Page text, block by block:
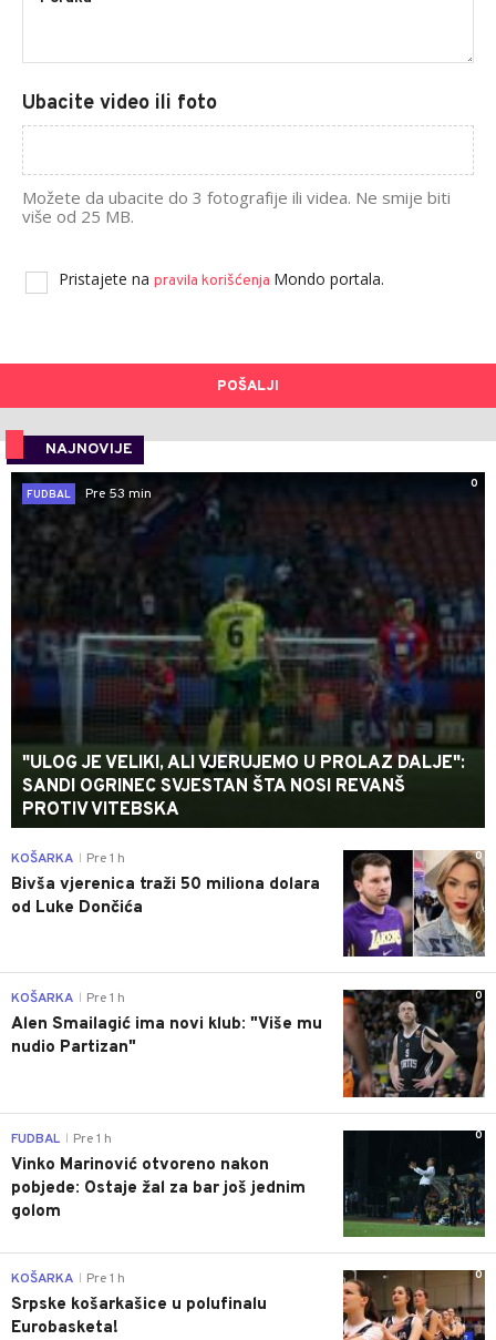
Ubacite video ili foto
Možete da ubacite do 3 fotografije ili videa. Ne smije biti
više od 25 MB.
Pristajete na pravila korišćenja Mondo portala.
POŠALJI
NAJNOVIJE
0
FUDBAL
Pre 53 min
"ULOG JE VELIKI, ALI VJERUJEMO U PROLAZ DALJE":
SANDI OGRINEC SVJESTAN ŠTA NOSI REVANŠ
PROTIV VITEBSKA
0
KOŠARKA Pre 1 h
Bivša vjerenica traži 50 miliona dolara
od Luke Dončića
0
KOŠARKA Pre 1 h
Alen Smailagić ima novi klub: "Više mu
nudio Partizan"
0
FUDBAL Pre 1 h
Vinko Marinović otvoreno nakon
pobjede: Ostaje žal za bar još jednim
golom
0
KOŠARKA Pre 1 h
Srpske košarkašice u polufinalu
Eurobasketa!